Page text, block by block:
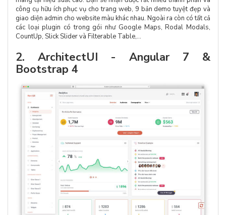
công cụ hữu ích phục vụ cho trang web, 9 bản demo tuyệt đẹp và
giao diện admin cho website màu khác nhau. Ngoài ra còn có tất cả
các loại plugin có trong gói như Google Maps, Rodal Modals,
CountUp, Slick Slider và Filterable Table,...
2. ArchitectUI - Angular 7 &
Bootstrap 4